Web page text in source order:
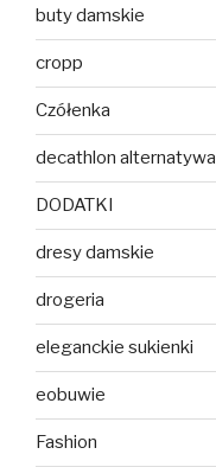
buty damskie
cropp
Czółenka
decathlon alternatywa
DODATKI
dresy damskie
drogeria
eleganckie sukienki
eobuwie
Fashion